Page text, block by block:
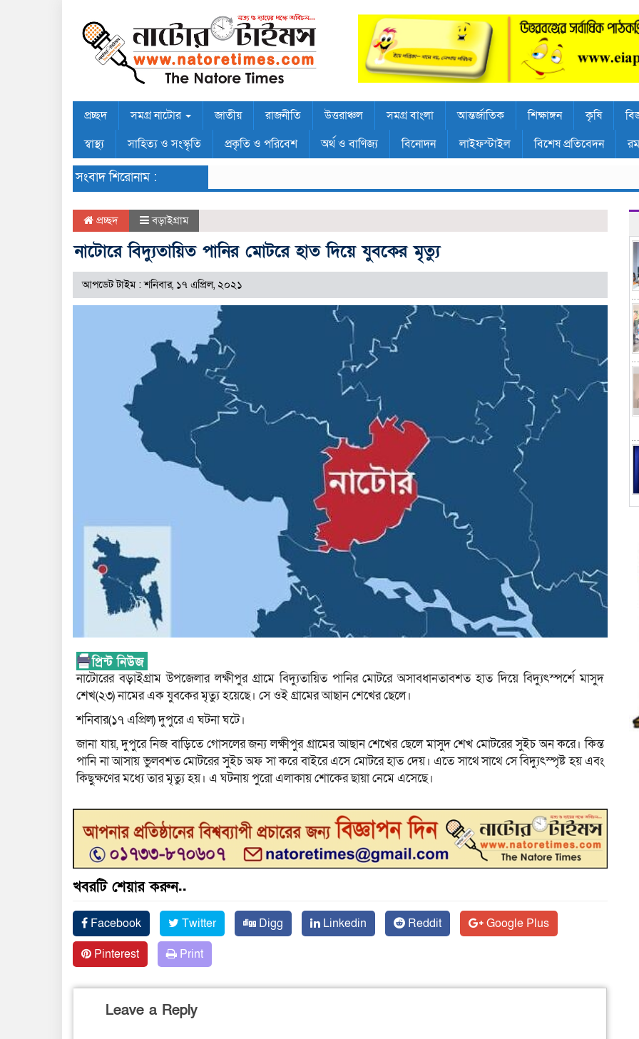
প্রচ্ছদ সমগ্র নাটোর জাতীয় রাজনীতি উত্তরাঞ্চল সমগ্র বাংলা আন্তর্জাতিক শিক্ষাঙ্গন কৃষি
স্বাস্থ্য
সাহিত্য ও সংস্কৃতি প্রকৃতি ও পরিবেশ অর্থ ও বাণিজ্য বিনোদন লাইফস্টাইল বিশেষ প্রতিবেদন
সংবাদ শিরোনাম :
প্রচ্ছদ বড়াইগ্রাম
নাটোরে বিদ্যুতায়িত পানির মোটরে হাত দিয়ে যুবকের মৃত্যু
আপডেট টাইম : শনিবার, ১৭ এপ্রিল, ২০২১
নাটোরের বড়াইগ্রাম উপজেলার লক্ষীপুর গ্রামে বিদ্যুতায়িত পানির মোটরে অসাবধানতাবশত হাত দিয়ে বিদ্যুৎস্পর্শে মাসুদ
শেখ(২৩) নামের এক যুবকের মৃত্যু হয়েছে। সে ওই গ্রামের আছান শেখের ছেলে।
শনিবার(১৭ এপ্রিল) দুপুরে এ ঘটনা ঘটে।
জানা যায়, দুপুরে নিজ বাড়িতে গোসলের জন্য লক্ষীপুর গ্রামের আছান শেখের ছেলে মাসুদ শেখ মোটরের সুইচ অন করে। কিন্ত
পানি না আসায় ভুলবশত মোটরের সুইচ অফ সা করে বাইরে এসে মোটরে হাত দেয়। এতে সাথে সাথে সে বিদ্যুৎস্পৃষ্ট হয় এবং
কিছুক্ষণের মধ্যে তার মৃত্যু হয়। এ ঘটনায় পুরো এলাকায় শোকের ছায়া নেমে এসেছে।
খবরটি শেয়ার করুন..
Facebook Twitter Digg Linkedin Reddit
Google Plus
Pinterest
Print
Leave a Reply